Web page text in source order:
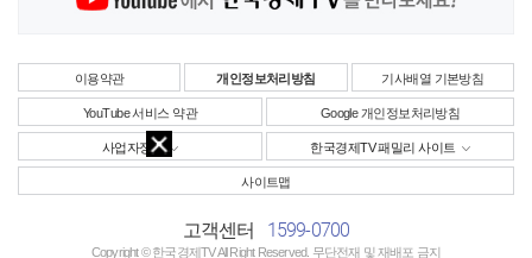
이용약관 개인정보처리방침 기사배열 기본방침
YouTube 서비스 약관 Google 개인정보처리방침
사업자정보 한국경제TV 패밀리 사이트
사이트맵
고객센터 1599-0700
Copyright © 한국경제TV All Right Reserved. 무단전재 및 재배포 금지